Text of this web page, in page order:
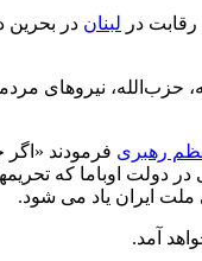
در لبنان در بحرین
حزب‌الله، نیروهای
رهبری فرمودند
اوباما که
ملت ایران یاد می شود.
آمد.